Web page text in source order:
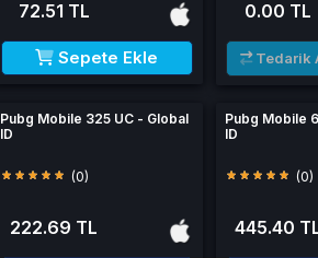
72.51 TL
Sepete Ekle
0.00 TL
Tedarik
Pubg Mobile 325 UC - Global
ID
(0)
222.69 TL
Pubg Mobile
ID
(0)
445.40